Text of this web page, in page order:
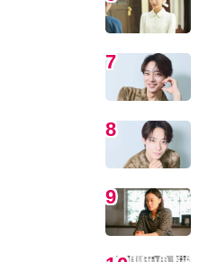
10
MOVIE